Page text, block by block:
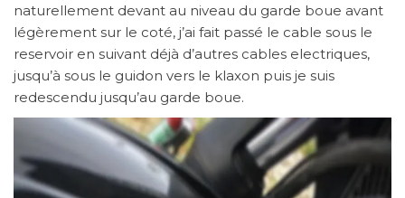
naturellement devant au niveau du garde boue avant
légèrement sur le coté, j’ai fait passé le cable sous le
reservoir en suivant déjà d’autres cables electriques,
jusqu’à sous le guidon vers le klaxon puis je suis
redescendu jusqu’au garde boue.